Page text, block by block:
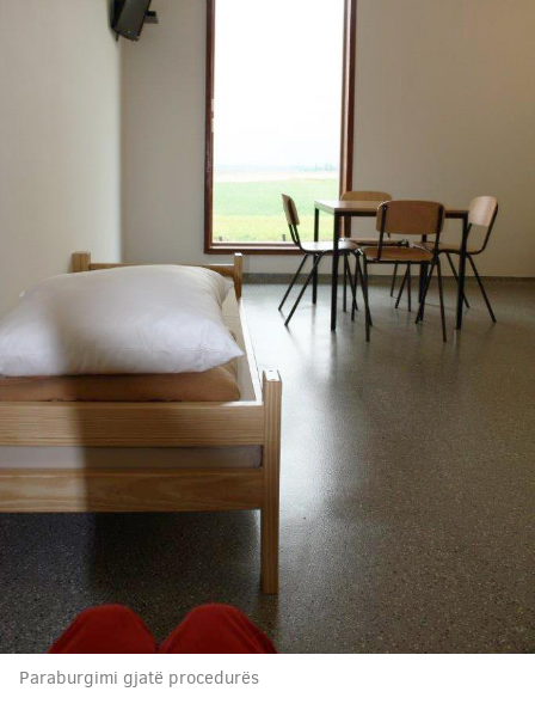
Paraburgimi gjatë procedurës